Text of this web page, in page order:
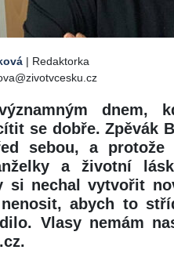
| Redaktorka
dnem,
se dobře. Zpěvák
sebou, a
a životní
si nechal vytvořit
nenosit, abych to
Vlasy nemám